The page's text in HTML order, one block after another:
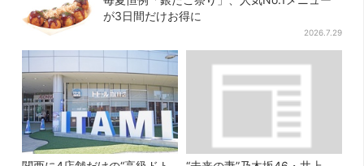
が3日間だけお得に
2026.7.29